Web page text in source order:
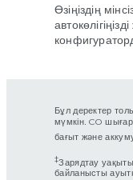
Өзіңіздің
Бұл деректер
мүмкін. CO
бағыт және
‡Зарядтау
байланысты